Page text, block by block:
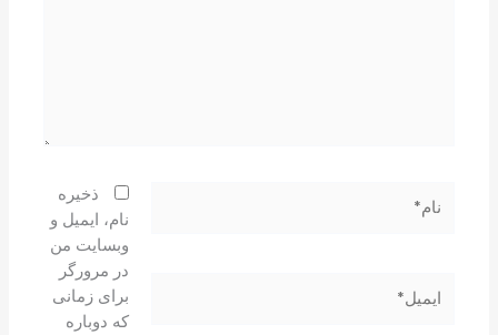
ذخیره
نام، ایمیل و
وبسایت من
در مرورگر
برای زمانی
که دوباره